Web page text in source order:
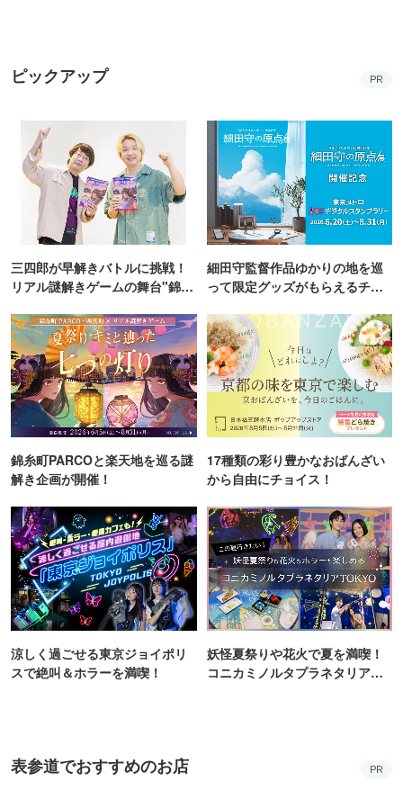
ピックアップ PR
三四郎が早解きバトルに挑戦！
リアル謎解きゲームの舞台"錦糸
細田守監督作品ゆかりの地を巡
って限定グッズがもらえるチャ
錦糸町PARCOと楽天地を巡る謎
解き企画が開催！
17種類の彩り豊かなおばんざい
から自由にチョイス！
涼しく過ごせる東京ジョイポリ
スで絶叫＆ホラーを満喫！
妖怪夏祭りや花火で夏を満喫！
コニカミノルタプラネタリア
表参道でおすすめのお店 PR